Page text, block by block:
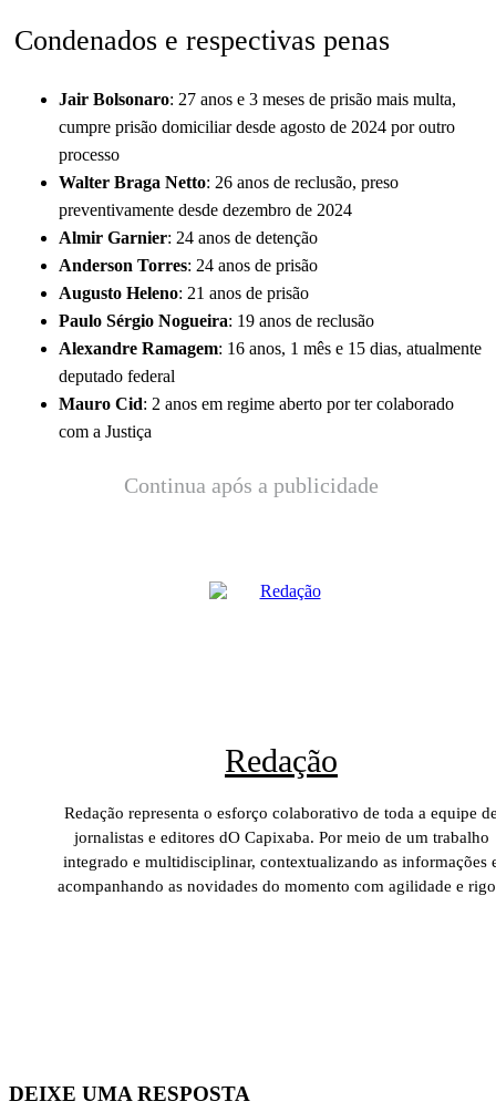
Condenados e respectivas penas
Jair Bolsonaro: 27 anos e 3 meses de prisão mais multa,
cumpre prisão domiciliar desde agosto de 2024 por outro
processo
Walter Braga Netto: 26 anos de reclusão, preso
preventivamente desde dezembro de 2024
Almir Garnier: 24 anos de detenção
Anderson Torres: 24 anos de prisão
Augusto Heleno: 21 anos de prisão
Paulo Sérgio Nogueira: 19 anos de reclusão
Alexandre Ramagem: 16 anos, 1 mês e 15 dias, atualmente
deputado federal
Mauro Cid: 2 anos em regime aberto por ter colaborado
com a Justiça
Continua após a publicidade
Redação
Redação representa o esforço colaborativo de toda a equipe
jornalistas e editores dO Capixaba. Por meio de um trabalho
integrado e multidisciplinar, contextualizando as informações
acompanhando as novidades do momento com agilidade e
DEIXE UMA RESPOSTA